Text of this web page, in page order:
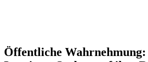
Öffentliche